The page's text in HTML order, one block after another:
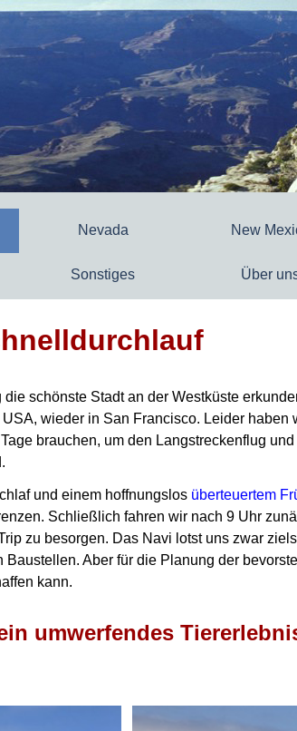
Nevada New
Sonstiges Über
schönste Stadt an der Westküste
wieder in San Francisco. Leider haben
brauchen, um den Langstreckenflug
und einem hoffnungslos überteuertem
Schließlich fahren wir nach 9 Uhr
zu besorgen. Das Navi lotst uns zwar
Baustellen.Aber für die Planung der
kann.
umwerfendes